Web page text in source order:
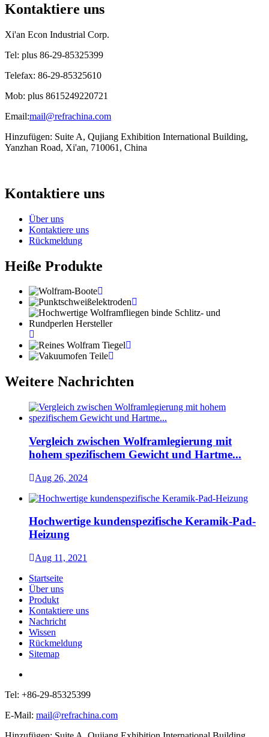
Kontaktiere uns
Xi'an Econ Industrial Corp.
Tel: plus 86-29-85325399
Telefax: 86-29-85325610
Mob: plus 8615249220721
Email:mail@refrachina.com
Hinzufügen: Suite A, Qujiang Exhibition International Building,
Yanzhan Road, Xi'an, 710061, China
Kontaktiere uns
Über uns
Kontaktiere uns
Rückmeldung
Heiße Produkte
Weitere Nachrichten
Vergleich zwischen Wolframlegierung mit
hohem spezifischem Gewicht und Hartme...
Aug 26, 2024
Hochwertige kundenspezifische Keramik-Pad-
Heizung
Aug 11, 2021
Startseite
Über uns
Produkt
Kontaktiere uns
Nachricht
Wissen
Rückmeldung
Sitemap
Tel: +86-29-85325399
E-Mail: mail@refrachina.com